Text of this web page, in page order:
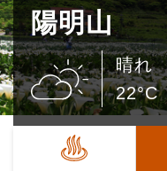
陽明山
晴れ
22°C